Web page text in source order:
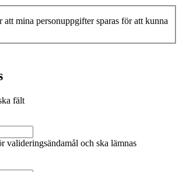
att mina personuppgifter sparas för att kunna
fält
valideringsändamål och ska lämnas